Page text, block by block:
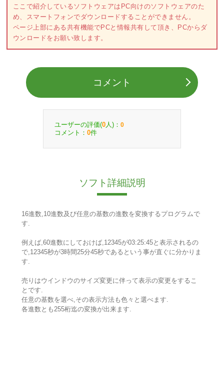
ここで紹介しているソフトウェアはPC向けのソフトウェアのた
め、スマートフォンでダウンロードすることができません。
ページ上部にある共有機能でPCと情報共有して頂き、PCからダ
ウンロードをお願い致します。
コメント
ユーザーの評価(0 人)： 0
コメント： 0件
ソフト詳細説明
16進数,10進数及び任意の基数の進数を変換するプログラムで
す.
例えば,60進数にしておけば,12345が03:25:45と表示されるの
で,12345秒が3時間25分45秒であるという事が直ぐに分かりま
す.
売りはウインドウのサイズ変更に伴って表示の変更をするこ
とです.
任意の基数を選べ,その表示方法も色々と選べます.
各進数とも255桁迄の変換が出来ます.